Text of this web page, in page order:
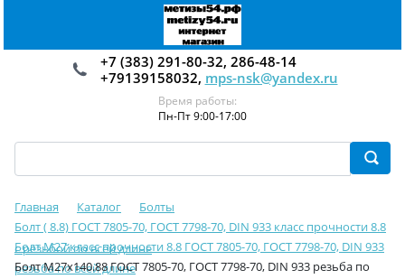
+7 (383) 291-80-32, 286-48-14
+79139158032, mps-nsk@yandex.ru
Время работы:
Пн-Пт 9:00-17:00
Главная Каталог
Болты
Болт ( 8.8) ГОСТ 7805-70, ГОСТ 7798-70, DIN 933 класс прочности 8.8
с резьбой по всей длине
Болт М27 класс прочности 8.8 ГОСТ 7805-70, ГОСТ 7798-70, DIN 933
резьба по всей длине
Болт М27х140.88 ГОСТ 7805-70, ГОСТ 7798-70, DIN 933 резьба по